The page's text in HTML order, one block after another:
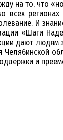
на то, что
регионах
И
«Шаги
дают людям
Челябинской
и